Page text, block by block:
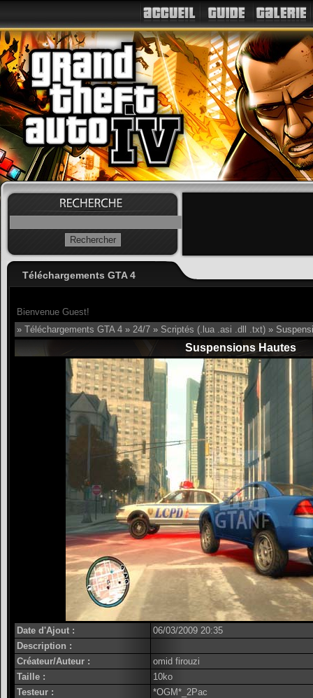
Téléchargements GTA 4
Bienvenue Guest!
» Téléchargements GTA 4 » 24/7 » Scriptés (.lua .asi .dll .txt) »
Suspensions Hautes
Date d'Ajout :
06/03/2009 20:35
Description :
Créateur/Auteur :
omid firouzi
Taille :
10ko
Testeur :
*OGM*_2Pac